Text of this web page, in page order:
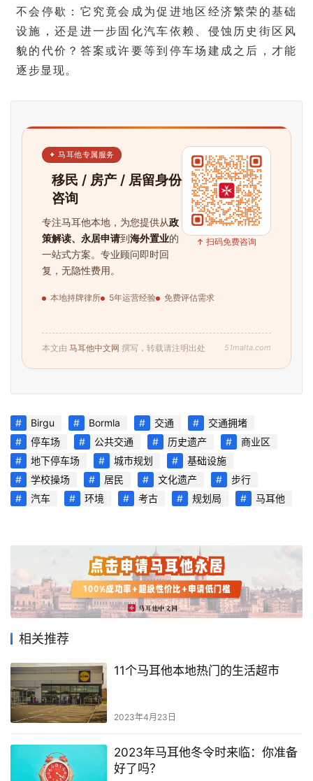
指
南
马
耳
民
不会停歇：它究竟会成为促进地区经济繁荣的基础
设施，还是进一步固化汽车依赖、侵蚀历史街区风
貌的代价？答案或许要等到停车场建成之后，才能
逐步显现。
✦ 马耳他专属服务
移民 / 房产 / 居留身份
咨询
专注马耳他本地，为您提供从政
策解读、永居申请到海外置业的
一站式方案。专业顾问即时回
复，无隐性费用。
本地持牌律所 5年运营经验 免费评估需求
↑ 扫码免费咨询
本文由 马耳他中文网 撰写，转载请注明出处 51malta.com
Birgu Bormla 交通
交通拥堵
停车场
公共交通 历史遗产
商业区
地下停车场
城市规划
基础设施
学校操场
居民 文化遗产
步行
汽车
环境 考古 规划局 马耳他
相关推荐
11个马耳他本地热门的生活超市
2023年4月23日
2023年马耳他冬令时来临：你准备
好了吗？